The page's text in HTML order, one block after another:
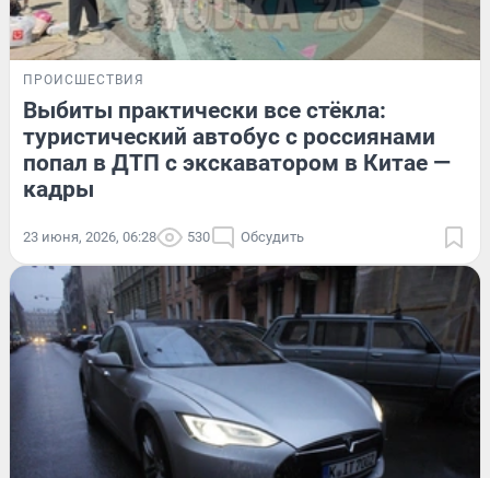
ПРОИСШЕСТВИЯ
Выбиты практически все стёкла:
туристический автобус с россиянами
попал в ДТП с экскаватором в Китае —
кадры
23 июня, 2026, 06:28 530 Обсудить